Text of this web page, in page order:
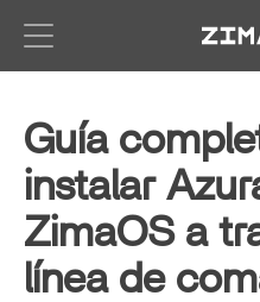
Guía
instalar
ZimaOS a
línea de